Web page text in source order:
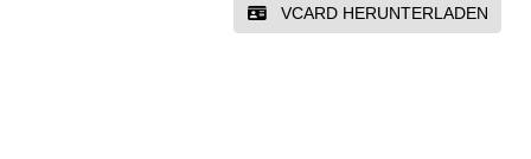
VCARD HERUNTERLADEN